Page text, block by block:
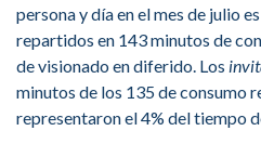
persona y día en el mes de julio
repartidos en 143 minutos de
de visionado en diferido. Los
minutos de los 135 de consumo
representaron el 4% del tiempo